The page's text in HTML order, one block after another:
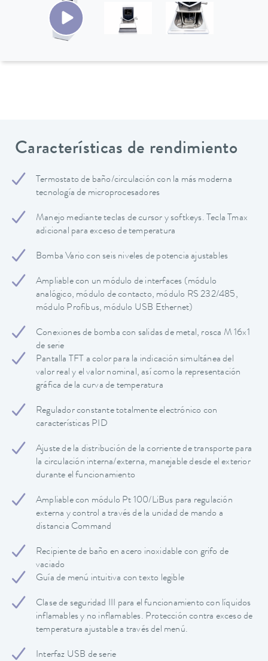
Características de rendimiento
Termostato de baño/circulación con la más moderna
tecnología de microprocesadores
Manejo mediante teclas de cursor y softkeys. Tecla Tmax
adicional para exceso de temperatura
Bomba Vario con seis niveles de potencia ajustables
Ampliable con un módulo de interfaces (módulo
analógico, módulo de contacto, módulo RS 232/485,
módulo Profibus, módulo USB Ethernet)
Conexiones de bomba con salidas de metal, rosca M 16x1
de serie
Pantalla TFT a color para la indicación simultánea del
valor real y el valor nominal, así como la representación
gráfica de la curva de temperatura
Regulador constante totalmente electrónico con
características PID
Ajuste de la distribución de la corriente de transporte para
la circulación interna/externa, manejable desde el exterior
durante el funcionamiento
Ampliable con módulo Pt 100/LiBus para regulación
externa y control a través de la unidad de mando a
distancia Command
Recipiente de baño en acero inoxidable con grifo de
vaciado
Guía de menú intuitiva con texto legible
Clase de seguridad III para el funcionamiento con líquidos
inflamables y no inflamables. Protección contra exceso de
temperatura ajustable a través del menú.
Interfaz USB de serie